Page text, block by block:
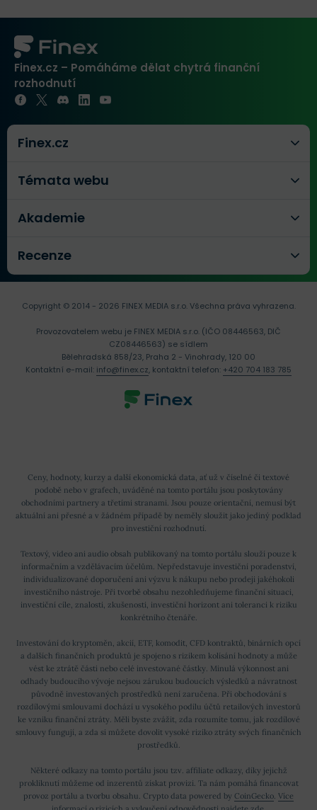
Finex.cz – Pomáháme dělat chytrá finanční
rozhodnutí
Finex.cz
Témata webu
Akademie
Recenze
Ceny, hodnoty, kurzy a další ekonomická data, ať už v číselné či textové
podobě nebo v grafech, uváděné na tomto portálu jsou poskytovány
obchodními partnery a třetími stranami. Jsou pouze orientační, nemusí být
aktuální ani přesné a v žádném případě by neměly sloužit jako jediný podklad
pro investiční rozhodnutí.
Textový, video ani audio obsah publikovaný na tomto portálu slouží pouze k
informačním a vzdělávacím účelům. Nepředstavuje investiční poradenství,
individualizované doporučení ani výzvu k nákupu nebo prodeji jakéhokoli
investičního nástroje. Při tvorbě obsahu nezohledňujeme finanční situaci,
investiční cíle, znalosti, zkušenosti, investiční horizont ani toleranci k riziku
konkrétního čtenáře.
Investování do kryptoměn, akcií, ETF, komodit, CFD kontraktů, binárních opcí
a dalších finančních produktů je spojeno s rizikem kolísání hodnoty a může
vést ke ztrátě části nebo celé investované částky. Minulá výkonnost ani
odhady budoucího vývoje nejsou zárukou budoucích výsledků a návratnost
původně investovaných prostředků není zaručena. Při obchodování s
rozdílovými smlouvami dochází u vysokého podílu účtů retailových investorů
ke vzniku finanční ztráty. Měli byste zvážit, zda rozumíte tomu, jak rozdílové
smlouvy fungují, a zda si můžete dovolit vysoké riziko ztráty svých finančních
prostředků.
Některé odkazy na tomto portálu jsou tzv. affiliate odkazy, díky jejichž
prokliknutí můžeme od inzerentů získat provizi. Ta nám pomáhá financovat
provoz portálu a tvorbu obsahu. Crypto data powered by CoinGecko. Více
Copyright © 2014 - 2026 FINEX MEDIA s.r.o.Všechna práva vyhrazena.
Provozovatelem webu je FINEX MEDIA s.r.o. (IČO 08446563, DIČ
CZ08446563) se sídlem
Bělehradská 858/23, Praha 2 - Vinohrady, 120 00
Kontaktní e-mail: info@finex.cz, kontaktní telefon: +420 704 183 785